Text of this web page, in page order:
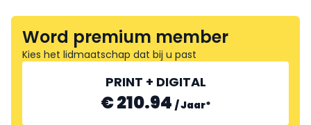
Word premium member
Kies het lidmaatschap dat bij u past
PRINT + DIGITAL
€ 210.94 /Jaar*